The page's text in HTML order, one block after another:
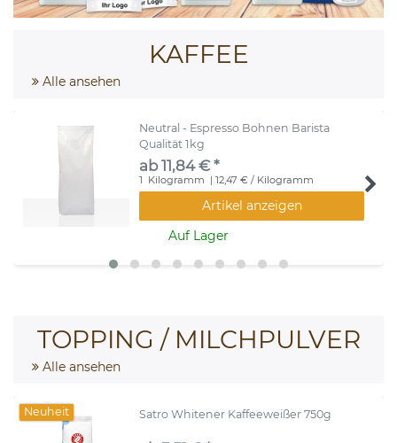
KAFFEE
Alle ansehen
Neutral - Espresso Bohnen Barista
Qualität 1kg
ab 11,84 € *
1 Kilogramm | 12,47 € / Kilogramm
Artikel anzeigen
Auf Lager
TOPPING / MILCHPULVER
Alle ansehen
Neuheit Satro Whitener Kaffeeweißer 750g